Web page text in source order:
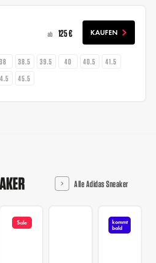
ab 125 € KAUFEN
38 38.5 39.5 40 40.5
41.5
45.5
Alle Adidas Sneaker
Sale
kommt
bald